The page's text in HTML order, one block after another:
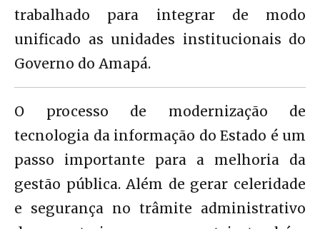
trabalhado para integrar de modo
unificado as unidades institucionais do
Governo do Amapá.
O processo de modernização de
tecnologia da informação do Estado é um
passo importante para a melhoria da
gestão pública. Além de gerar celeridade
e segurança no trâmite administrativo